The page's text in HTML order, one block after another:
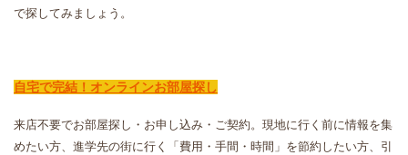
で探してみましょう。
自宅で完結！オンラインお部屋探し
来店不要でお部屋探し・お申し込み・ご契約。現地に行く前に情報を集
めたい方、進学先の街に行く「費用・手間・時間」を節約したい方、引